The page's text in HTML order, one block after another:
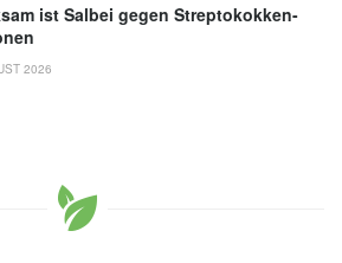
ist Salbei gegen Streptokokken-
2026